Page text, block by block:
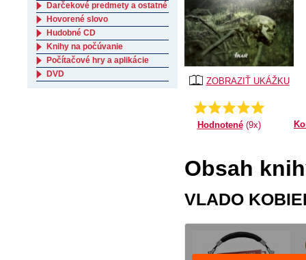
ZOBRAZIŤ UKÁŽKU
Priemer:
4.77777777777778
Hodnotené(9x)
Obsah
VLADO
Darčekové predmety a ostatné
Hovorené slovo
Hudobné CD
Knihy na počúvanie
Počítačové hry a aplikácie
DVD